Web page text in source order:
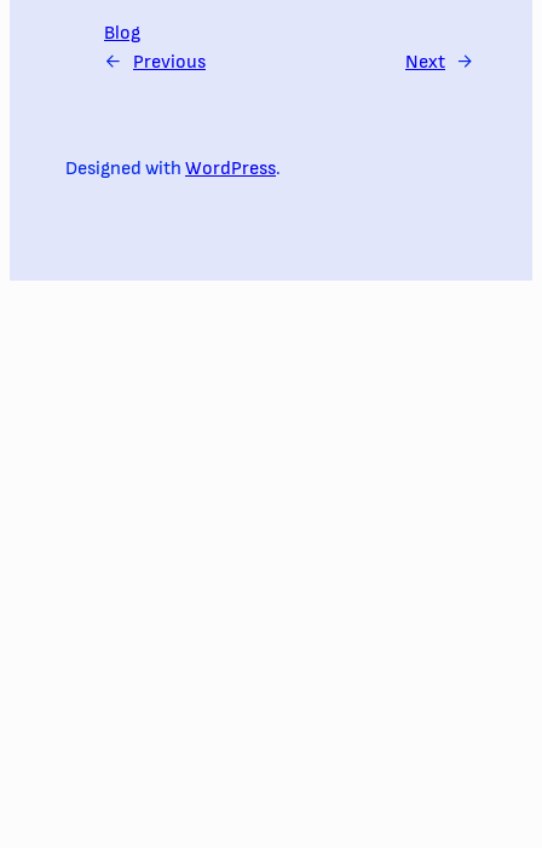
Blog
←
Previous Next →
Designed with WordPress.